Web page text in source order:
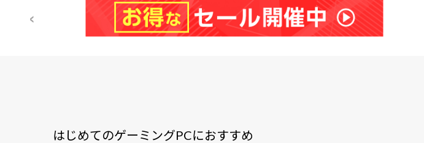
はじめてのゲーミングPCにおすすめ